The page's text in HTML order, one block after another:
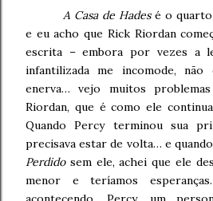
A Casa de Hades é o quarto
e eu acho que Rick Riordan
escrita – embora por vezes a
infantilizada me incomode,
enerva… vejo muitos
Riordan, que é como ele
Quando Percy terminou sua
precisava estar de volta… e
Perdidosem ele, achei que ele
menor e teríamos